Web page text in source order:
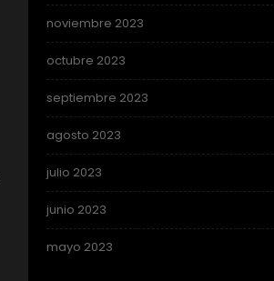
noviembre 2023
octubre 2023
septiembre 2023
agosto 2023
julio 2023
junio 2023
mayo 2023